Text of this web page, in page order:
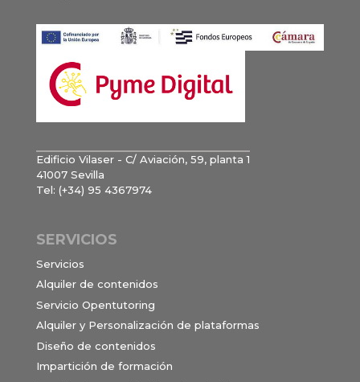
Edificio Vilaser - C/ Aviación, 59, planta 1
41007 Sevilla
Tel: (+34) 95 4367974
SERVICIOS
Servicios
Alquiler de contenidos
Servicio Opentutoring
Alquiler y Personalización de plataformas
Diseño de contenidos
Impartición de formación